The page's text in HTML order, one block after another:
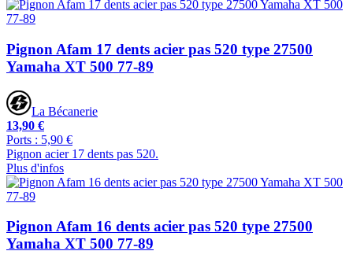
Pignon Afam 17 dents acier pas 520 type 27500
Yamaha XT 500 77-89
La Bécanerie
13,90 €
Ports : 5,90 €
Pignon acier 17 dents pas 520.
Plus d'infos
Pignon Afam 16 dents acier pas 520 type 27500
Yamaha XT 500 77-89